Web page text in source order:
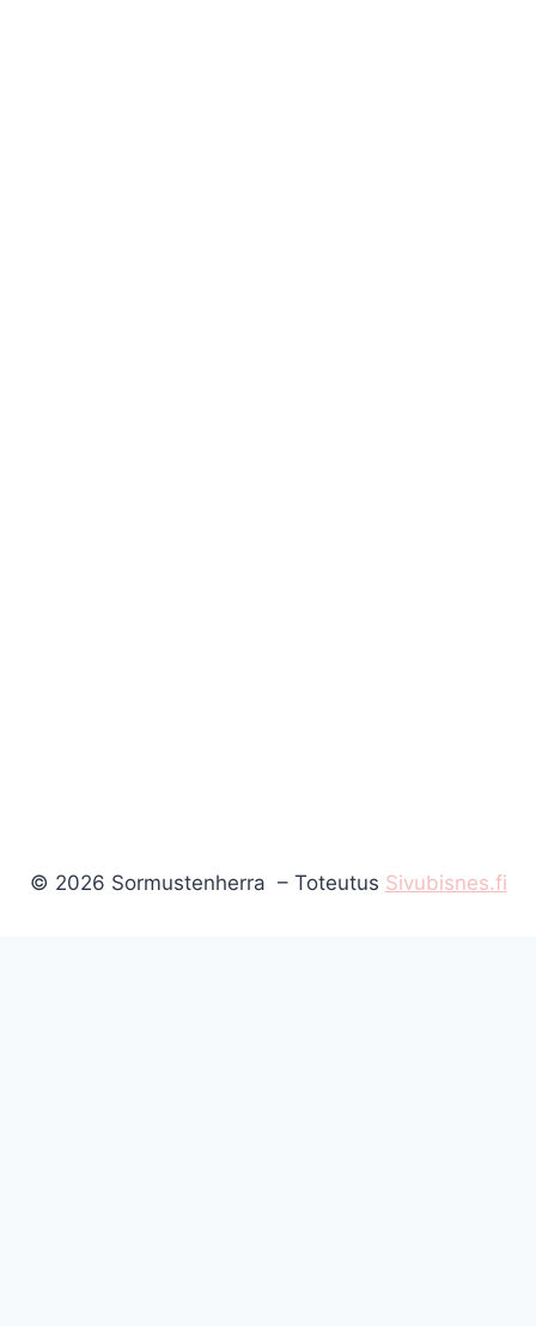
© 2026 Sormustenherra – Toteutus Sivubisnes.fi